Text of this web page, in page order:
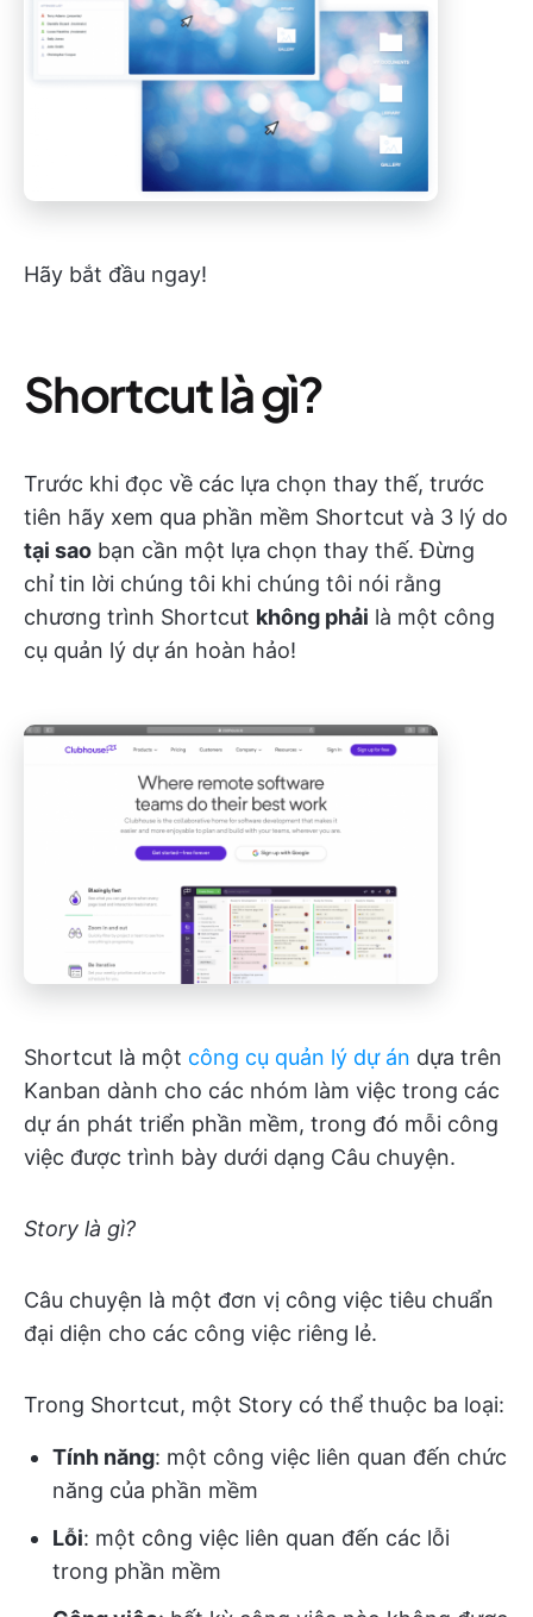
Hãy bắt đầu ngay!
Shortcut là gì?
Trước khi đọc về các lựa chọn thay thế, trước
tiên hãy xem qua phần mềm Shortcut và 3 lý do
tại sao bạn cần một lựa chọn thay thế. Đừng
chỉ tin lời chúng tôi khi chúng tôi nói rằng
chương trình Shortcut không phải là một công
cụ quản lý dự án hoàn hảo!
Shortcut là một công cụ quản lý dự án dựa trên
Kanban dành cho các nhóm làm việc trong các
dự án phát triển phần mềm, trong đó mỗi công
việc được trình bày dưới dạng Câu chuyện.
Story là gì?
Câu chuyện là một đơn vị công việc tiêu chuẩn
đại diện cho các công việc riêng lẻ.
Trong Shortcut, một Story có thể thuộc ba loại:
Tính năng: một công việc liên quan đến chức
năng của phần mềm
Lỗi: một công việc liên quan đến các lỗi
trong phần mềm